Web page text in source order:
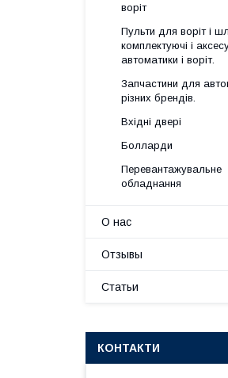
воріт
Пульти для воріт і
комплектуючі і
автоматики і воріт.
Запчастини для
різних брендів.
Вхідні двері
Болларди
Перевантажувальне
обладнання
О нас
Отзывы
Статьи
КОНТАКТИ